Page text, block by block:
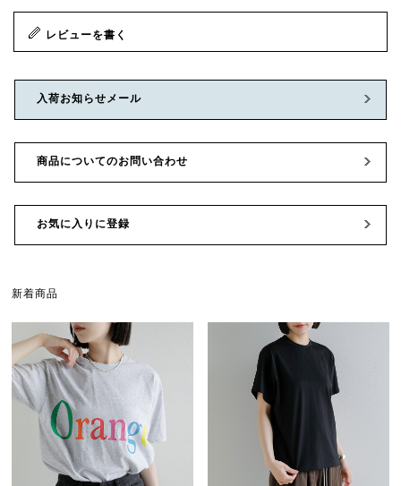
レビューを書く
入荷お知らせメール
商品についてのお問い合わせ
お気に入りに登録
新着商品